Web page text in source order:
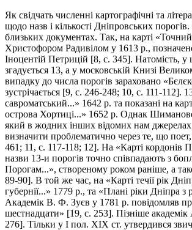
Як свідчать численні картографічні та
щодо назв і кількості Дніпровських
близьких документах. Так, на карті
Христофором Радивілом у 1613 р.,
Іноцентій Петрицій [8, с. 345]. Натомість,
згадується 13, а у московській Книзі
випадку до числа порогів зараховано
зустрічається [9, с. 246-248; 10, с. 111-
савроматський...» 1642 р. та показані на
острова Хортиці...» 1652 р. Однак
який в жодних інших відомих нам джерелах
визначити проблематично через те, що
461; 11, с. 117-118; 12]. На «Карті кордонів
назви 13-и порогів точно співпадають з
Порогам...», створеному роком раніше, а
89-90]. В той же час, на «Карті течії рік
губернії...» 1779 р., та «Плані ріки Дніпра
Академік В. Ф. Зуєв у 1781 р. повідомляв
шестнадцати» [19, с. 253]. Пізніше
276]. Тільки у І пол. ХІХ ст. утвердився